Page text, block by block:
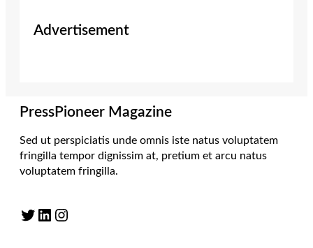
Advertisement
PressPioneer Magazine
Sed ut perspiciatis unde omnis iste natus voluptatem
fringilla tempor dignissim at, pretium et arcu natus
voluptatem fringilla.
Twitter LinkedIn Instagram